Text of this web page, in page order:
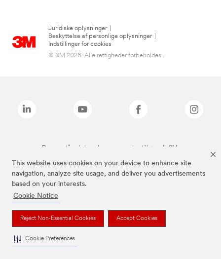
This website uses cookies on your device to enhance site
navigation, analyze site usage, and deliver you advertisements
based on your interests.
Cookie Notice
Reject Non-Essential Cookies Accept Cookies
Cookie Preferences
Juridiske oplysninger
Beskyttelse af personlige oplysninger
Indstillinger for cookies
© 3M 2026. Alle rettigheder forbeholdes...
De ovenstående brands er varemærker tilhørende 3M.